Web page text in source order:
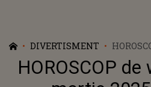
DIVERTISMENT
MARTIE
HOROSCOP de